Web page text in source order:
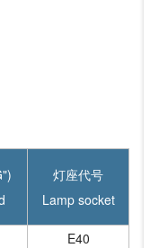
灯座代号
Lamp socket
E40